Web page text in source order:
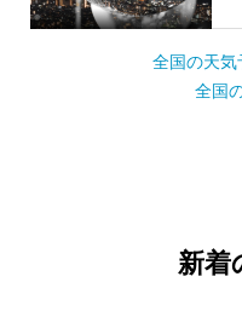
全国の天気
全国
新着